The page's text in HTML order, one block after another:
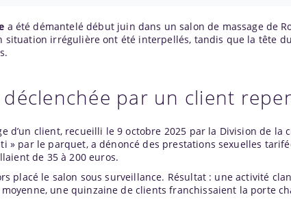
a été démantelé début juin dans un salon de massage de
situation irrégulière ont été interpellés, tandis que la tête
par un client
d’un client, recueilli le 9 octobre 2025 par la Division de
» par le parquet, a dénoncé des prestations sexuelles
de 35 à 200 euros.
placé le salon sous surveillance. Résultat : une activité
une quinzaine de clients franchissaient la porte